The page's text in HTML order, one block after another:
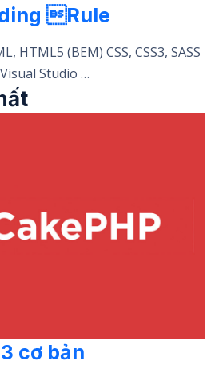
Rule
HTML5 (BEM) CSS, CSS3, SASS
Visual Studio …
cơ bản